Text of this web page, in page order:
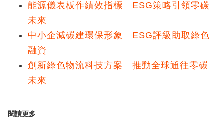
能源儀表板作績效指標 ESG策略引領零碳
未來
中小企減碳建環保形象 ESG評級助取綠色
融資
創新綠色物流科技方案 推動全球通往零碳
未來
閱讀更多